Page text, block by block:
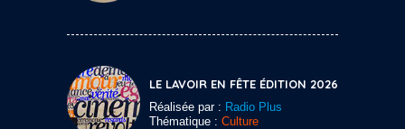
LE LAVOIR EN FÊTE ÉDITION 2026
Réalisée par : Radio Plus
Thématique : Culture